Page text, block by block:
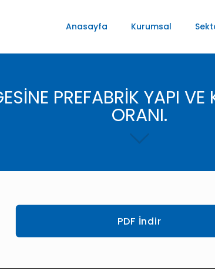
Anasayfa Kurumsal
PREFABRİK YAPI VE
ORANI.
PDF İndir